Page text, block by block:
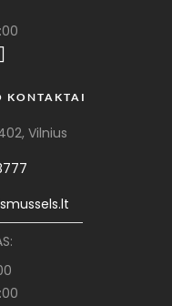
KONTAKTAI
Vilnius